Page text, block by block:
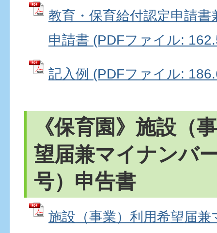
教育・保育給付認定申請書
申請書 (PDFファイル:
記入例 (PDFファイル:
《保育園》施設（
望届兼マイナンバ
号）申告書
施設（事業）利用希望届